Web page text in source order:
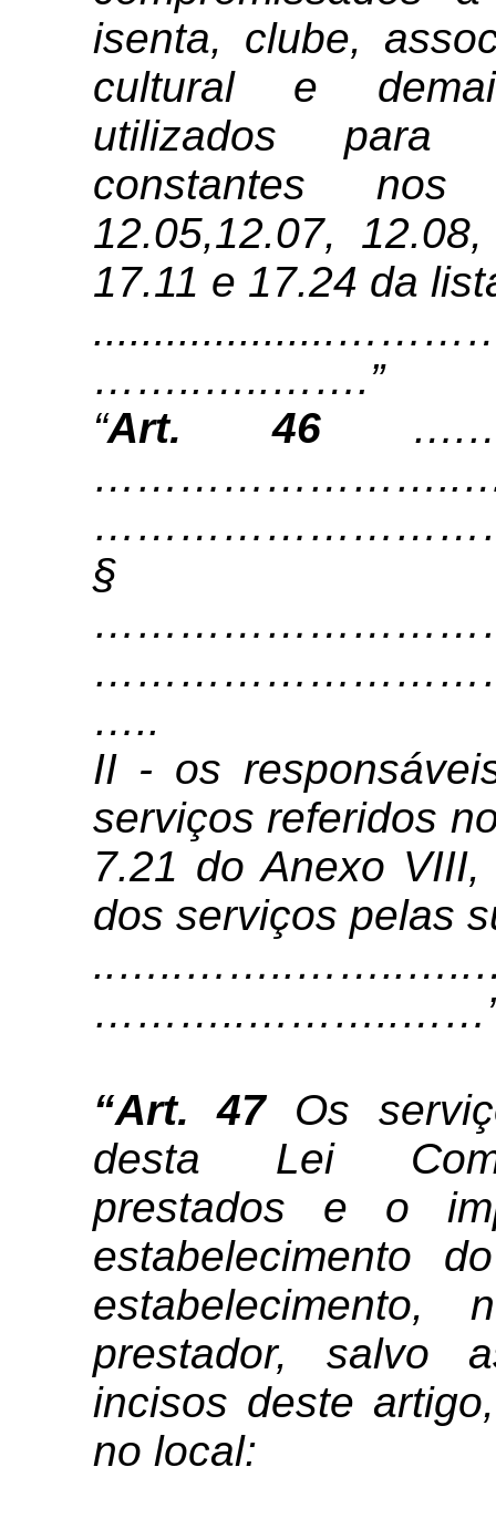
isenta, clube,
cultural e
utilizados para
constantes
12.05,12.07,
17.11 e 17.24 da
……..…..…….”
“Art. 46
§
…..
II - os
serviços referidos
7.21 do Anexo
dos serviços pelas
“Art. 47 Os
desta Lei
prestados e o
estabelecimento
prestador, salvo
incisos deste
no local: